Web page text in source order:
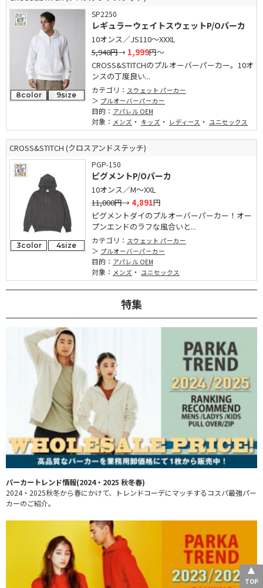
8color 9size
SP2250
レギュラーウェイトスウェットP/Oパーカ
10オンス／JS110～XXXL
5,940円→ 1,999円～
CROSS&STITCHのプルオーバーパーカー。10オ
ンスの丁度良い...
カテゴリ： スウェット パーカー
プルオーバーパーカー
目的： アパレル OEM
対象： メンズ ・ キッズ ・ レディース ・ ユニセックス
CROSS&STITCH (クロスアンドステッチ)
3color 4size
PGP-150
ピグメントP/Oパーカ
10オンス／M～XXL
11,000円→ 4,891円
ピグメントダイのプルオーバーパーカー！オー
プンエンドのラフな風合いと...
カテゴリ： スウェット パーカー
プルオーバーパーカー
目的： アパレル OEM
対象： メンズ ・ ユニセックス
特集
パーカートレンド情報(2024・2025 秋冬春)
2024・2025秋冬から春にかけて、トレンドコーデにマッチするコスパ最強パー
カーのご紹介。
TOP